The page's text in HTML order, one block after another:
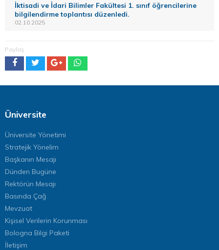
İktisadi ve İdari Bilimler Fakültesi 1. sınıf öğrencilerine
bilgilendirme toplantısı düzenledi.
02.10.2025
Paylaş
Üniversite
Üniversite Yönetimi
Stratejik Yönelim
Başkanın Mesajı
Dünden Bugüne
Rektörün Mesajı
Basında Çağ
Mevzuat
Kişisel Verilerin Korunması
Bologna Bilgi Paketi
İletişim